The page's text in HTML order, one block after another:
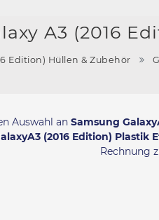
A3 (2016
Edition) Hüllen & Zubehör
Auswahl an Samsung
(2016 Edition) Plastik
Rechnung